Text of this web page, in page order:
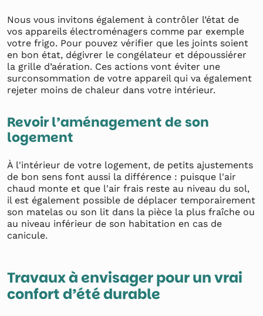
Nous vous invitons également à contrôler l’état de
vos appareils électroménagers comme par exemple
votre frigo. Pour pouvez vérifier que les joints soient
en bon état, dégivrer le congélateur et dépoussiérer
la grille d’aération. Ces actions vont éviter une
surconsommation de votre appareil qui va également
rejeter moins de chaleur dans votre intérieur.
Revoir l’aménagement de son
logement
À l'intérieur de votre logement, de petits ajustements
de bon sens font aussi la différence : puisque l'air
chaud monte et que l'air frais reste au niveau du sol,
il est également possible de déplacer temporairement
son matelas ou son lit dans la pièce la plus fraîche ou
au niveau inférieur de son habitation en cas de
canicule.
Travaux à envisager pour un vrai
confort d’été durable